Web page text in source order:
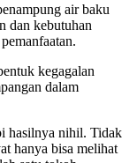
air baku
dan kebutuhan
kegagalan
dalam
hasilnya nihil. Tidak
hanya bisa melihat